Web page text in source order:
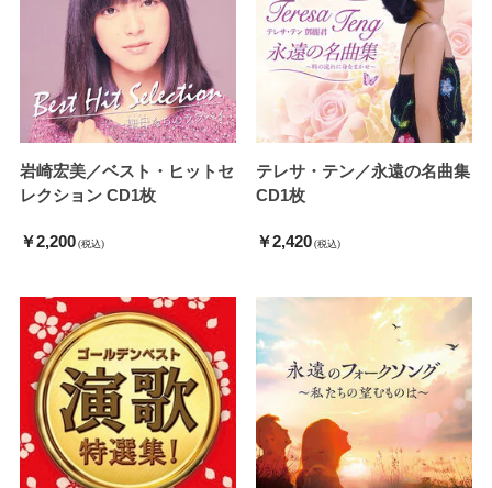
岩崎宏美／ベスト・ヒットセ
レクション CD1枚
￥2,200 (税込)
テレサ・テン／永遠の名曲集
CD1枚
￥2,420 (税込)